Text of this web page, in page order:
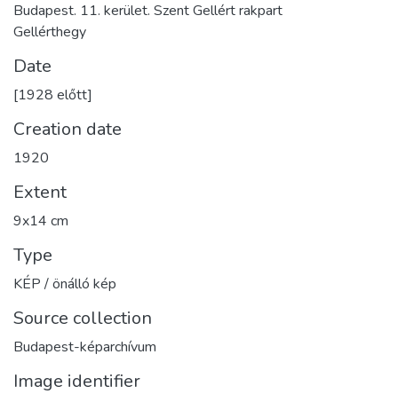
Budapest. 11. kerület. Szent Gellért rakpart
Gellérthegy
Date
[1928 előtt]
Creation date
1920
Extent
9x14 cm
Type
KÉP / önálló kép
Source collection
Budapest-képarchívum
Image identifier